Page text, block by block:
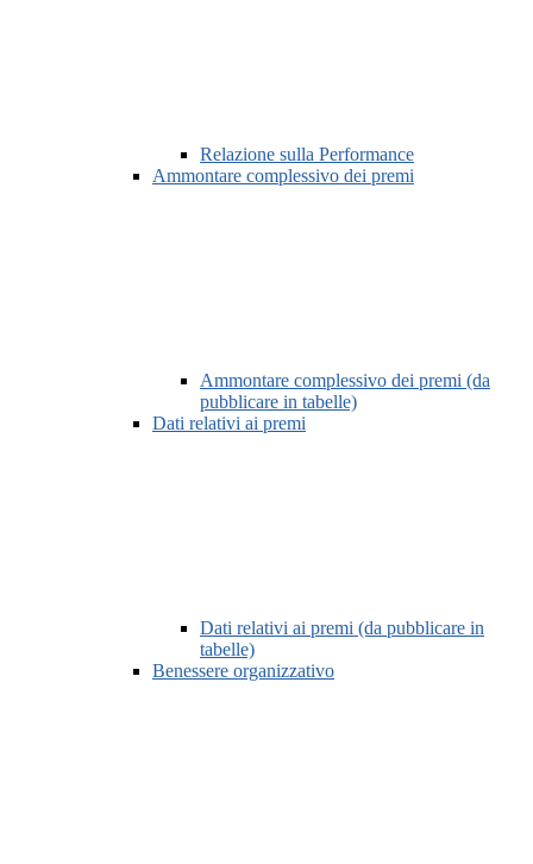
Relazione sulla Performance
Ammontare complessivo dei premi
Ammontare complessivo dei premi (da
pubblicare in tabelle)
Dati relativi ai premi
Dati relativi ai premi (da pubblicare in
tabelle)
Benessere organizzativo